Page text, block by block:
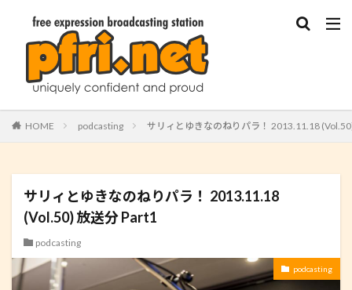
HOME podcasting サリィとゆきなのねりパラ！ 2013.11.18
サリィとゆきなのねりパラ！ 2013.11.18
(Vol.50) 放送分 Part1
podcasting
podcasting